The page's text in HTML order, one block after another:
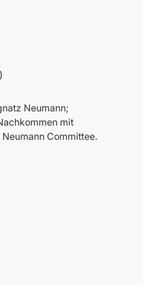
Neumann;
mit
Committee.